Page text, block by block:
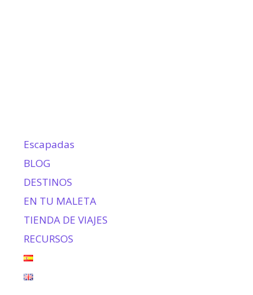
Escapadas
BLOG
DESTINOS
EN TU MALETA
TIENDA DE VIAJES
RECURSOS